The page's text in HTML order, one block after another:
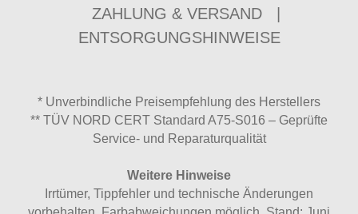
ZAHLUNG & VERSAND
ENTSORGUNGSHINWEISE
* Unverbindliche Preisempfehlung des Herstellers
** TÜV NORD CERT Standard A75-S016 – Geprüfte
Service- und Reparaturqualität
Weitere Hinweise
Irrtümer, Tippfehler und technische Änderungen